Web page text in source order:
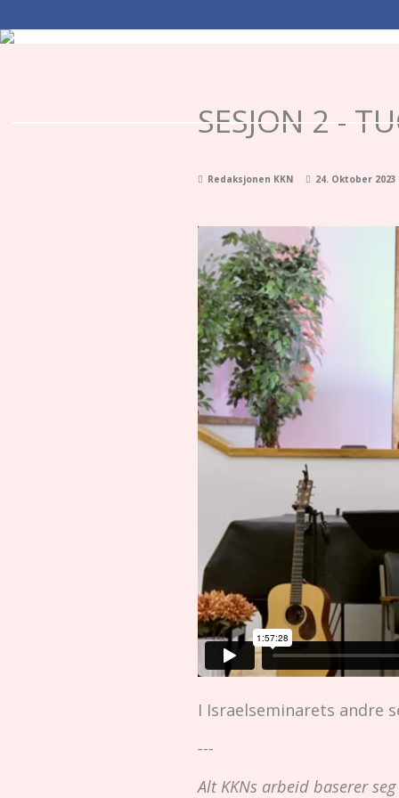
SESJON 2 -
Redaksjonen KKN 24. Oktober 2023
I Israelseminarets andre
---
Alt KKNs arbeid baserer